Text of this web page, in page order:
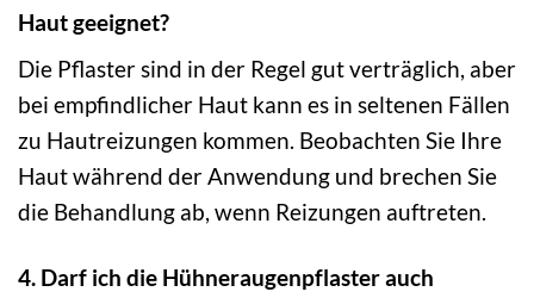
Haut geeignet?
Die Pflaster sind in der Regel gut verträglich, aber
bei empfindlicher Haut kann es in seltenen Fällen
zu Hautreizungen kommen. Beobachten Sie Ihre
Haut während der Anwendung und brechen Sie
die Behandlung ab, wenn Reizungen auftreten.
4. Darf ich die Hühneraugenpflaster auch